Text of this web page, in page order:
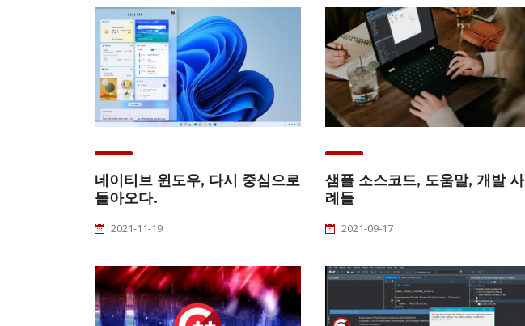
네이티브 윈도우, 다시 중심으로
돌아오다.
2021-11-19
샘플 소스코드, 도움말, 개발 사
례들
2021-09-17